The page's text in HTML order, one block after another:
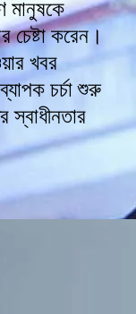
মানুষকে
চেষ্টা করেন।
খবর
চর্চা শুরু